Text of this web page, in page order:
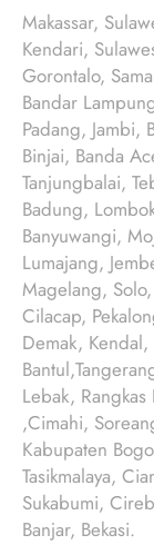
Makassar,
Kendari,
Gorontalo,
Bandar
Padang, Jambi,
Binjai, Banda
Tanjungbalai,
Badung,
Banyuwangi,
Lumajang,
Magelang,
Cilacap,
Demak,
Lebak,
,Cimahi,
Kabupaten
Tasikmalaya,
Sukabumi,
Banjar, Bekasi.